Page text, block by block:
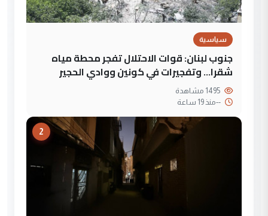
سياسية
جنوب لبنان: قوات الاحتلال تفجر محطة مياه
شقرا… وتفجيرات في كونين ووادي الحجير
--منذ 19 ساعة
2